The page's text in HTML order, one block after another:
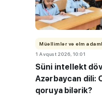
Müəllimlər və elm
1 Avqust 2026, 10:01
Süni intellekt
Azərbaycan dili:
qoruya bilərik?